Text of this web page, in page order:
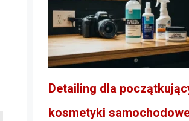
Detailing dla
kosmetyki